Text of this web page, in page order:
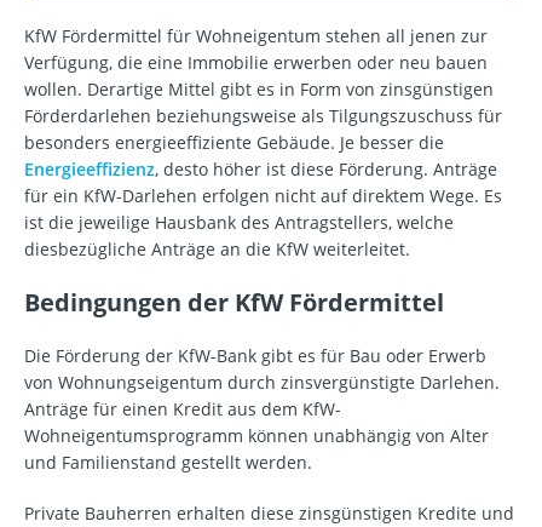
KfW Fördermittel für Wohneigentum stehen all jenen zur
Verfügung, die eine Immobilie erwerben oder neu bauen
wollen. Derartige Mittel gibt es in Form von zinsgünstigen
Förderdarlehen beziehungsweise als Tilgungszuschuss für
besonders energieeffiziente Gebäude. Je besser die
Energieeffizienz, desto höher ist diese Förderung. Anträge
für ein KfW-Darlehen erfolgen nicht auf direktem Wege. Es
ist die jeweilige Hausbank des Antragstellers, welche
diesbezügliche Anträge an die KfW weiterleitet.
Bedingungen der KfW Fördermittel
Die Förderung der KfW-Bank gibt es für Bau oder Erwerb
von Wohnungseigentum durch zinsvergünstigte Darlehen.
Anträge für einen Kredit aus dem KfW-
Wohneigentumsprogramm können unabhängig von Alter
und Familienstand gestellt werden.
Private Bauherren erhalten diese zinsgünstigen Kredite und